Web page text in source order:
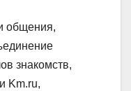
общения,
знакомств,
Km.ru,